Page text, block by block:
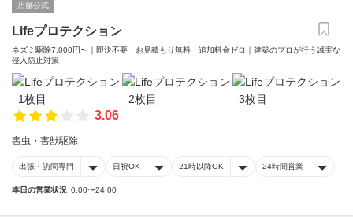
店舗公式
Lifeプロテクション
ネズミ駆除7,000円〜｜即決不要・お見積もり無料・追加料金ゼロ｜建築のプロが行う誠実な
侵入防止対策
3.06
害虫・害獣駆除
出張・訪問専門 日祝OK 21時以降OK 24時間営業
本日の営業状況 0:00〜24:00